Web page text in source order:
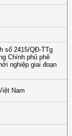
số 2415/QĐ-TTg
Chính phủ phê
nghiệp giai đoạn
Nam